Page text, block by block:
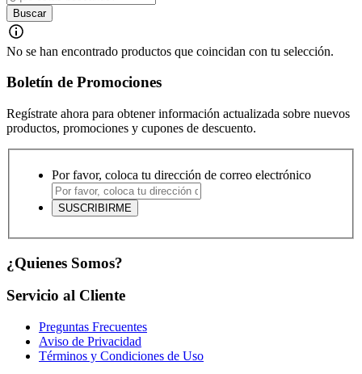
No se han encontrado productos que coincidan con tu selección.
Boletín de Promociones
Regístrate ahora para obtener información actualizada sobre nuevos
productos, promociones y cupones de descuento.
Por favor, coloca tu dirección de correo electrónico
¿Quienes Somos?
Servicio al Cliente
Preguntas Frecuentes
Aviso de Privacidad
Términos y Condiciones de Uso